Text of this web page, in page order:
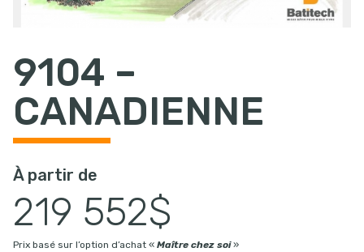
9104 –
CANADIENNE
À partir de
219 552$
Prix basé sur l’option d’achat « Maître chez soi»